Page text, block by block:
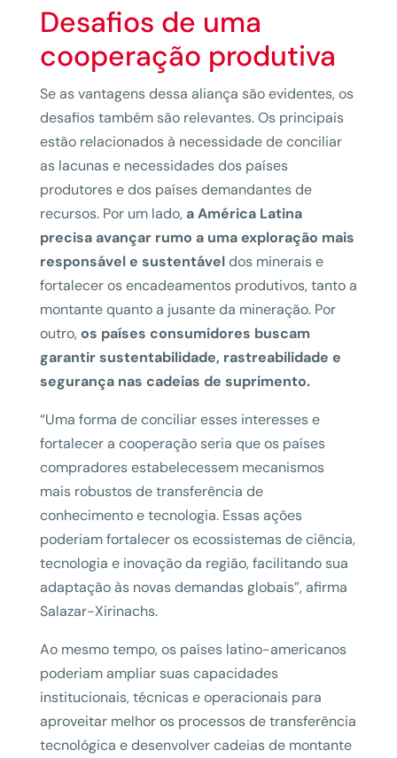
Desafios de uma
cooperação produtiva
Se as vantagens dessa aliança são evidentes, os
desafios também são relevantes. Os principais
estão relacionados à necessidade de conciliar
as lacunas e necessidades dos países
produtores e dos países demandantes de
recursos. Por um lado, a América Latina
precisa avançar rumo a uma exploração mais
responsável e sustentáveldos minerais e
fortalecer os encadeamentos produtivos, tanto a
montante quanto a jusante da mineração. Por
outro,os países consumidores buscam
garantir sustentabilidade, rastreabilidade e
segurança nas cadeias de suprimento.
“Uma forma de conciliar esses interesses e
fortalecer a cooperação seria que os países
compradores estabelecessem mecanismos
mais robustos de transferência de
conhecimento e tecnologia. Essas ações
poderiam fortalecer os ecossistemas de ciência,
tecnologia e inovação da região, facilitando sua
adaptação às novas demandas globais”, afirma
Salazar-Xirinachs.
Ao mesmo tempo, os países latino-americanos
poderiam ampliar suas capacidades
institucionais, técnicas e operacionais para
aproveitar melhor os processos de transferência
tecnológica e desenvolver cadeias de montante